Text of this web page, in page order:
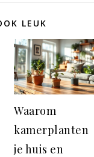
LEUK
Waarom
kamerplanten
je huis en